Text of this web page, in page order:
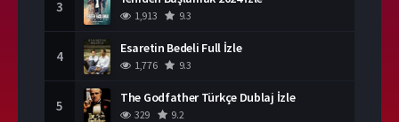
3
1,913 9.3
4 Esaretin Bedeli Full İzle
1,776 9.3
5 The Godfather Türkçe Dublaj İzle
329 9.2